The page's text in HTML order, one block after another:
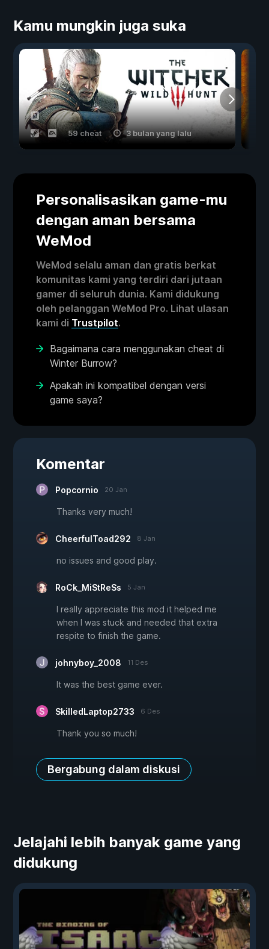
Kamu mungkin juga suka
59 cheat 3 bulan yang lalu
Personalisasikan game-mu
dengan aman bersama
WeMod
WeMod selalu aman dan gratis berkat
komunitas kami yang terdiri dari jutaan
gamer di seluruh dunia. Kami didukung
oleh pelanggan WeMod Pro. Lihat ulasan
kami di Trustpilot.
Bagaimana cara menggunakan cheat di
Winter Burrow?
Apakah ini kompatibel dengan versi
game saya?
Komentar
Popcornio 20 Jan
Thanks very much!
CheerfulToad292 8 Jan
no issues and good play.
RoCk_MiStReSs 5 Jan
I really appreciate this mod it helped me
when I was stuck and needed that extra
respite to finish the game.
johnyboy_2008 11 Des
It was the best game ever.
SkilledLaptop2733 6 Des
Thank you so much!
Bergabung dalam diskusi
Jelajahi lebih banyak game yang
didukung